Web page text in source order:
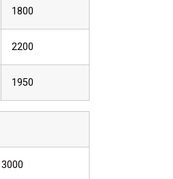
1800
2200
1950
3000